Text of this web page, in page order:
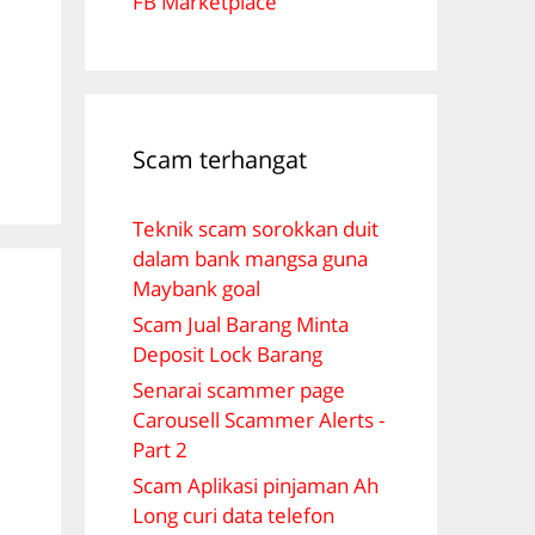
Scam terhangat
Teknik scam sorokkan duit
dalam bank mangsa guna
Maybank goal
Scam Jual Barang Minta
Deposit Lock Barang
Senarai scammer page
Carousell Scammer Alerts -
Part 2
Scam Aplikasi pinjaman Ah
Long curi data telefon